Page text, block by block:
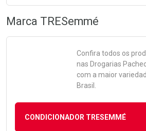
Marca TRESemmé
Confira todos os
nas Drogarias
com a maior
Brasil.
CONDICIONADOR TRESEMMÉ